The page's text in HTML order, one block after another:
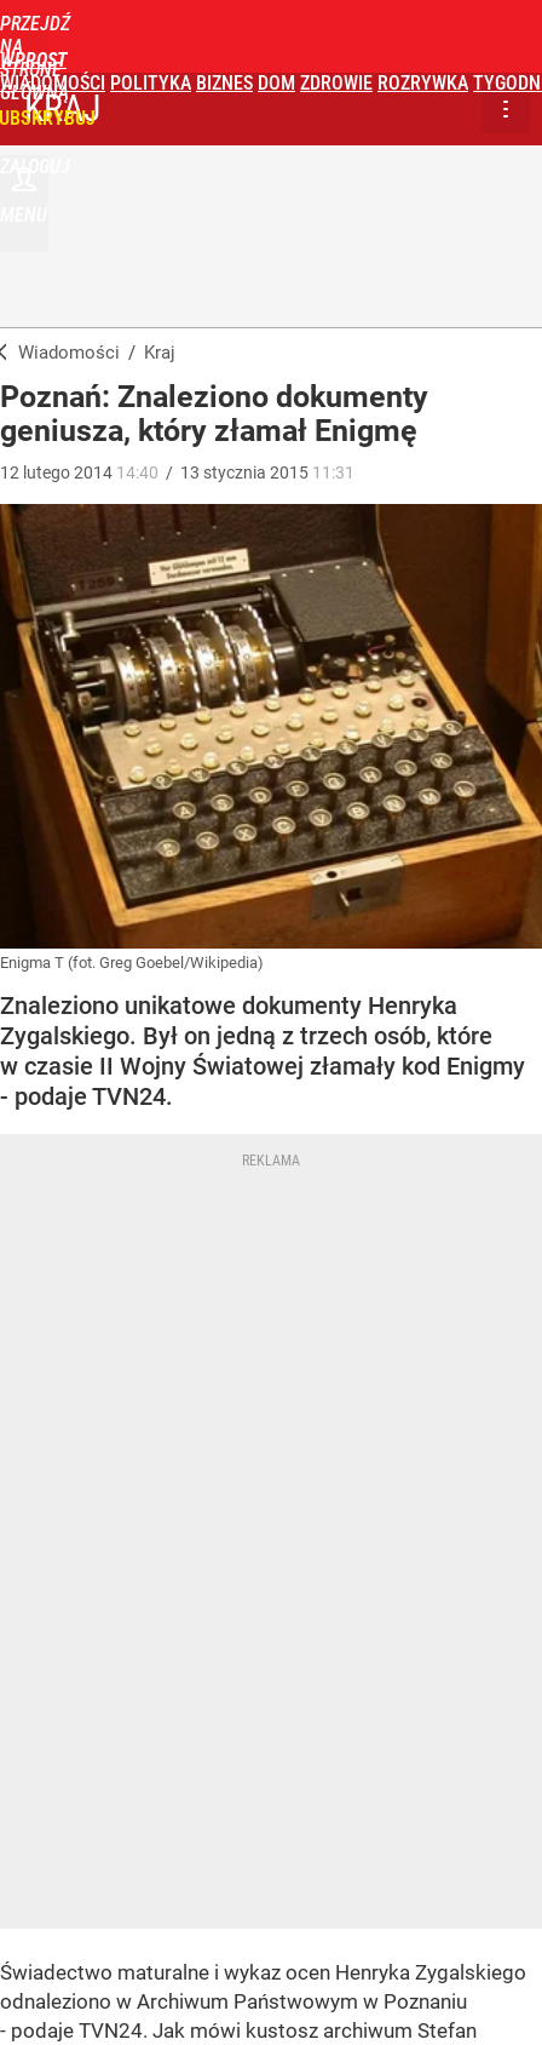
PRZEJDŹ
NA
STRONĘ
GŁÓWNĄ
WPROST
WIADOMOŚCI POLITYKA BIZNES DOM ZDROWIE ROZRYWKA
KRAJ
Wiadomości / Kraj
Poznań: Znaleziono dokumenty
geniusza, który złamał Enigmę
12 lutego2014 14:40 / 13 stycznia 2015 11:31
Enigma T (fot. Greg Goebel/Wikipedia)
Znaleziono unikatowe dokumenty Henryka
Zygalskiego. Był on jedną z trzech osób, które
w czasie II Wojny Światowej złamały kod Enigmy
- podaje TVN24.
Świadectwo maturalne i wykaz ocen Henryka Zygalskiego
odnaleziono w Archiwum Państwowym w Poznaniu
- podaje TVN24. Jak mówi kustosz archiwum Stefan